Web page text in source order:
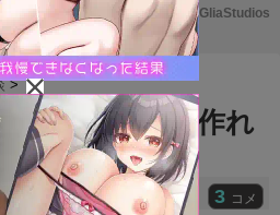
M
u
t
e
Powered by GliaStudios
>
になればFGO2作れ
3 コメ